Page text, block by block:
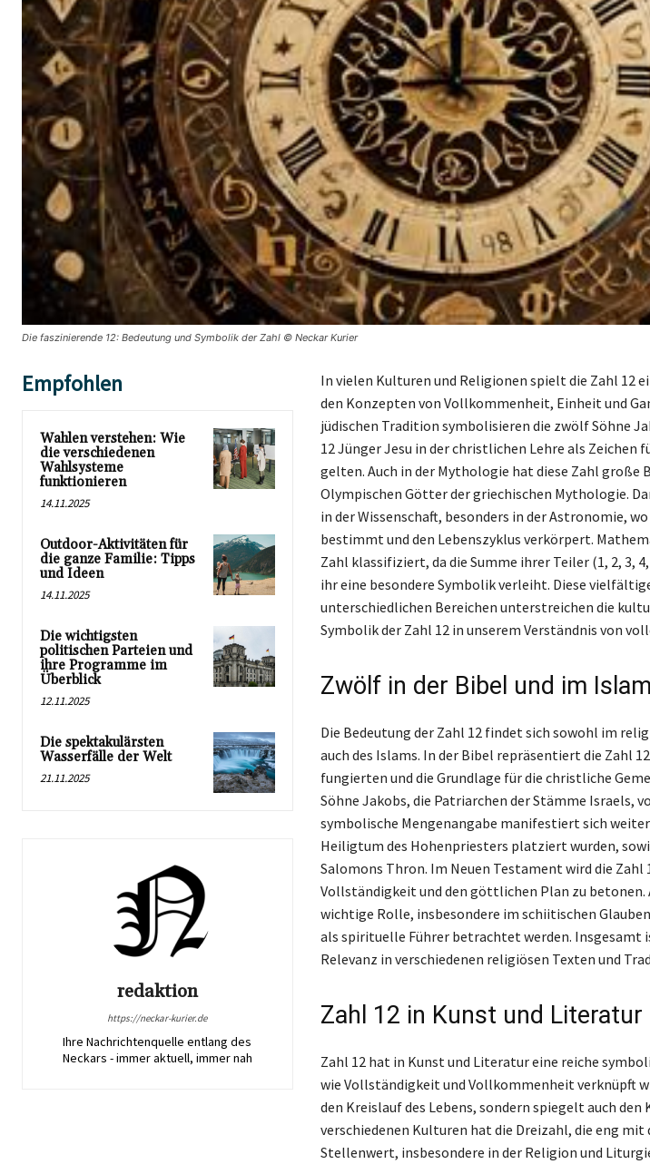
Die faszinierende 12: Bedeutung und Symbolik der Zahl © Neckar Kurier
Empfohlen
Wahlen verstehen: Wie
die verschiedenen
Wahlsysteme
funktionieren
14.11.2025
Outdoor-Aktivitäten für
die ganze Familie: Tipps
und Ideen
14.11.2025
Die wichtigsten
politischen Parteien und
ihre Programme im
Überblick
12.11.2025
Die spektakulärsten
Wasserfälle der Welt
21.11.2025
redaktion
https://neckar-kurier.de
Ihre Nachrichtenquelle entlang des
Neckars - immer aktuell, immer nah
In vielen Kulturen und Religionen spielt die Zahl 12
den Konzepten von Vollkommenheit, Einheit und
jüdischen Tradition symbolisieren die zwölf Söhne
12 Jünger Jesu in der christlichen Lehre als
gelten. Auch in der Mythologie hat diese Zahl große
Olympischen Götter der griechischen Mythologie.
in der Wissenschaft, besonders in der Astronomie,
bestimmt und den Lebenszyklus verkörpert.
Zahl klassifiziert, da die Summe ihrer Teiler (1, 2, 3,
ihr eine besondere Symbolik verleiht. Diese
unterschiedlichen Bereichen unterstreichen die
Symbolik der Zahl 12 in unserem Verständnis von
Zwölf in der Bibel und im Islam
Die Bedeutung der Zahl 12 findet sich sowohl im
auch des Islams. In der Bibel repräsentiert die Zahl
fungierten und die Grundlage für die christliche
Söhne Jakobs, die Patriarchen der Stämme Israels,
symbolische Mengenangabe manifestiert sich
Heiligtum des Hohenpriesters platziert wurden,
Salomons Thron. Im Neuen Testament wird die Zahl
Vollständigkeit und den göttlichen Plan zu betonen.
wichtige Rolle, insbesondere im schiitischen
als spirituelle Führer betrachtet werden. Insgesamt
Relevanz in verschiedenen religiösen Texten und
Zahl 12 in Kunst und Literatur
Zahl 12 hat in Kunst und Literatur eine reiche
wie Vollständigkeit und Vollkommenheit verknüpft
den Kreislauf des Lebens, sondern spiegelt auch den
verschiedenen Kulturen hat die Dreizahl, die eng mit
Stellenwert, insbesondere in der Religion und